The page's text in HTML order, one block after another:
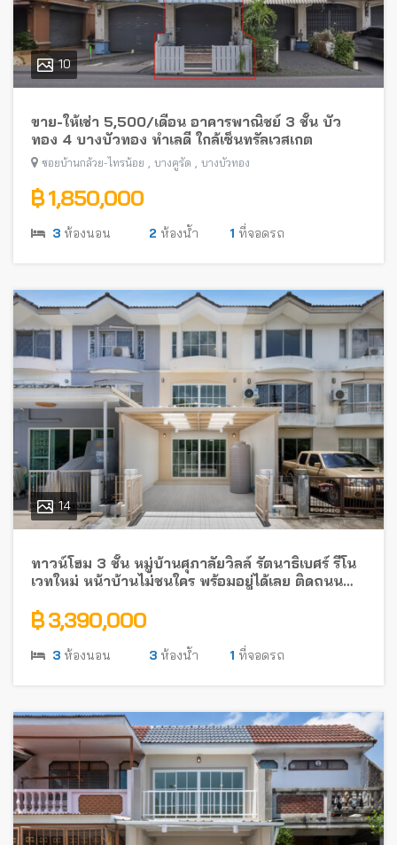
10
ขาย-ให้เช่า 5,500/เดือน อาคารพาณิชย์ 3 ชั้น บัว
ทอง 4 บางบัวทอง ทำเลดี ใกล้เซ็นทรัลเวสเกต
ซอยบ้านกล้วย-ไทรน้อย , บางคูรัด , บางบัวทอง
฿ 1,850,000
3 ห้องนอน 2 ห้องน้ำ 1 ที่จอดรถ
14
ทาวน์โฮม 3 ชั้น หมู่บ้านศุภาลัยวิลล์ รัตนาธิเบศร์ รีโน
เวทใหม่ หน้าบ้านไม่ชนใคร พร้อมอยู่ได้เลย ติดถนน
฿ 3,390,000
3 ห้องนอน 3 ห้องน้ำ 1 ที่จอดรถ